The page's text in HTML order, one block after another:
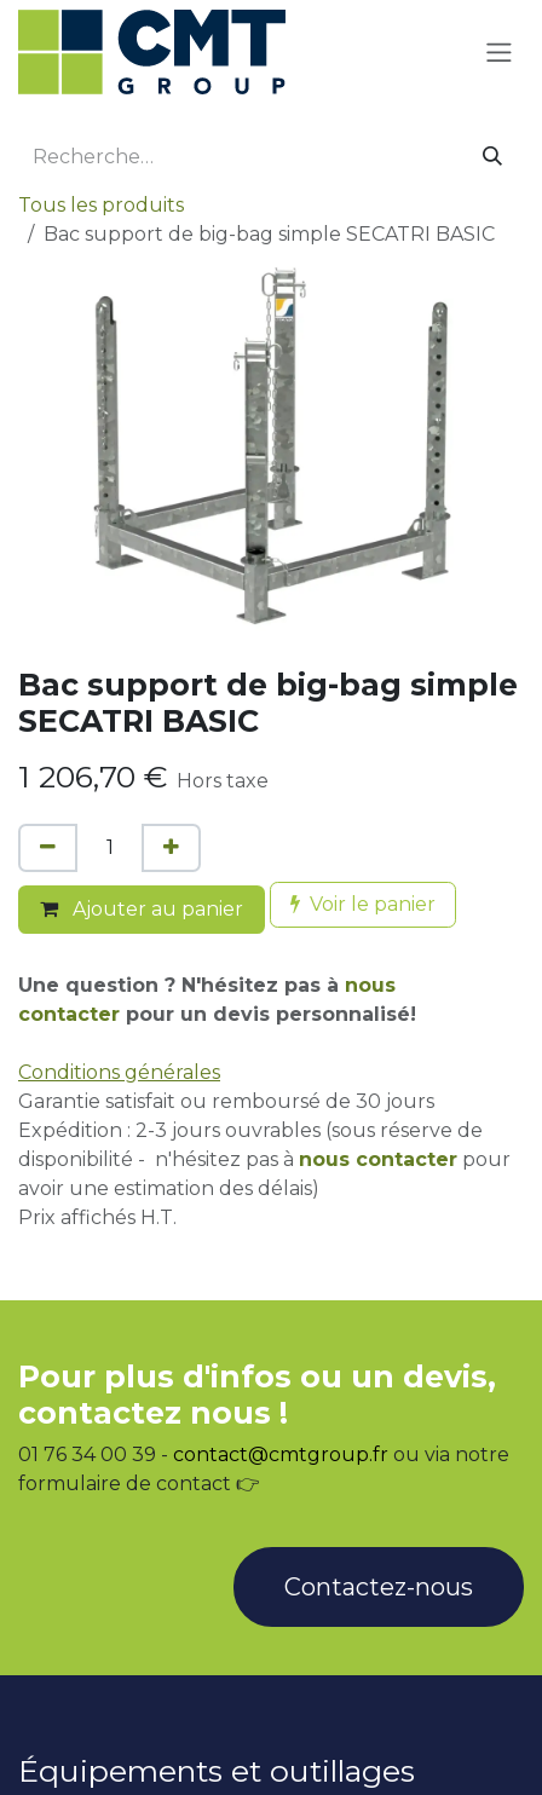
Se rendre au contenu
Tous les produits
Bac support de big-bag simple SECATRI BASIC
Bac support de big-bag simple
SECATRI BASIC
1 206,70 € Hors taxe
Ajouter au panier Voir le panier
Une question ? N'hésitez pas à nous
contacter pour un devis personnalisé!
Conditions générales
Garantie satisfait ou remboursé de 30 jours
Expédition : 2-3 jours ouvrables (sous réserve de
disponibilité - n'hésitez pas à nous contacter pour
avoir une estimation des délais)
Prix affichés H.T.
Pour plus d'infos ou un devis,
contactez nous !
01 76 34 00 39 - contact@cmtgroup.fr ou via notre
formulaire de contact 👉
Contactez-nous
Équipements et outillages